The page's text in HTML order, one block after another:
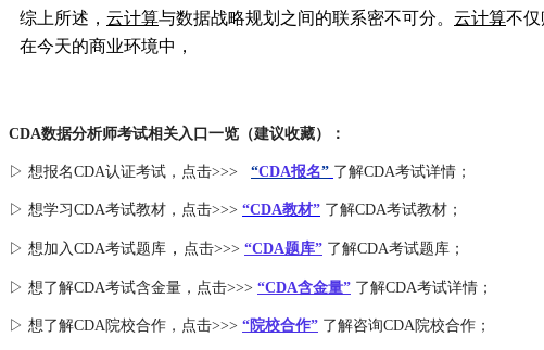
综上所述， 云计算与数据战略规划之间的联系密不可分。 云计算不
在今天的商业环境中，
CDA数据分析师考试相关入口一览（建议收藏）：
▷ 想报名CDA认证考试，点击>>> “CDA报名” 了解CDA考试详情；
▷ 想学习CDA考试教材，点击>>> “CDA教材” 了解CDA考试教材；
▷ 想加入CDA考试题库 ， 点击>>> “CDA题库” 了解CDA考试题库；
▷ 想了解CDA考试含金量 ，点击>>> “CDA含金量” 了解CDA考试详情；
▷ 想了解CDA院校合作 ，点击>>> “院校合作” 了解咨询CDA院校合作；